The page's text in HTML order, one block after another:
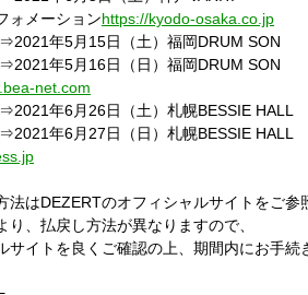
ォメーションhttps://kyodo-osaka.co.jp
⇒2021年5月 15日（土）福岡DRUM SON
⇒2021年5月 16日（日）福岡DRUM SON
net.com
⇒2021年6月 26日（土）札幌BESSIE HALL
⇒2021年6月 27日（日）札幌BESSIE HALL
法はDEZERTのオフィシャルサイトをご参
、払戻し方法が異なりますので、
サイトを良くご確認の上、期間内にお手続